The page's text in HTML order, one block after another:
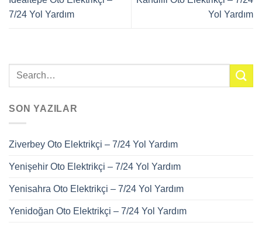
7/24 Yol Yardım
Yol Yardım
SON YAZILAR
Ziverbey Oto Elektrikçi – 7/24 Yol Yardım
Yenişehir Oto Elektrikçi – 7/24 Yol Yardım
Yenisahra Oto Elektrikçi – 7/24 Yol Yardım
Yenidoğan Oto Elektrikçi – 7/24 Yol Yardım